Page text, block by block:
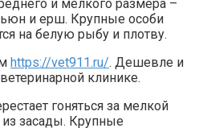
и мелкого размера –
и ерш. Крупные особи
на белую рыбу и плотву.
https://vet911.ru/. Дешевле и
клинике.
гоняться за мелкой
из засады. Крупные